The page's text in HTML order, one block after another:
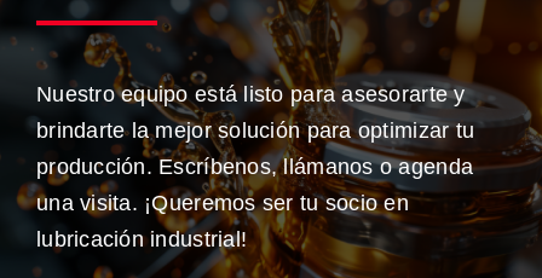
Nuestro equipo está listo para asesorarte y
brindarte la mejor solución para optimizar tu
producción. Escríbenos, llámanos o agenda
una visita. ¡Queremos ser tu socio en
lubricación industrial!